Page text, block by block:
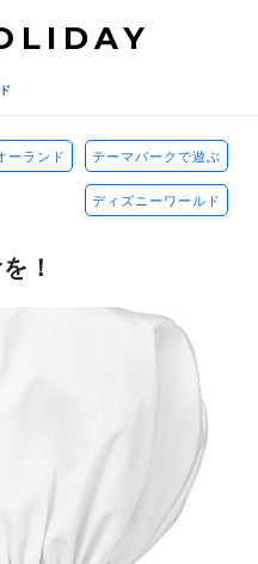
ーランド テーマパークで遊ぶ
ディズニーワールド
！